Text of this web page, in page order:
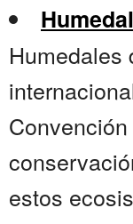
Humedales
estos